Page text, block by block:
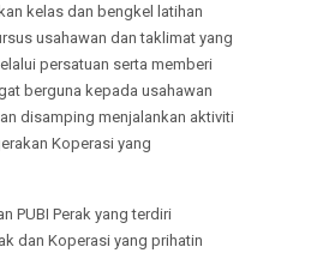
kelas dan bengkel latihan
usahawan dan taklimat yang
persatuan serta memberi
berguna kepada usahawan
disamping menjalankan aktiviti
Koperasi yang
PUBI Perak yang terdiri
dan Koperasi yang prihatin